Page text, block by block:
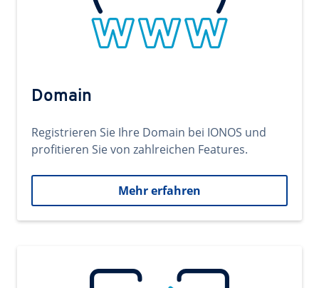
Domain
Registrieren Sie Ihre Domain bei IONOS und
profitieren Sie von zahlreichen Features.
Mehr erfahren